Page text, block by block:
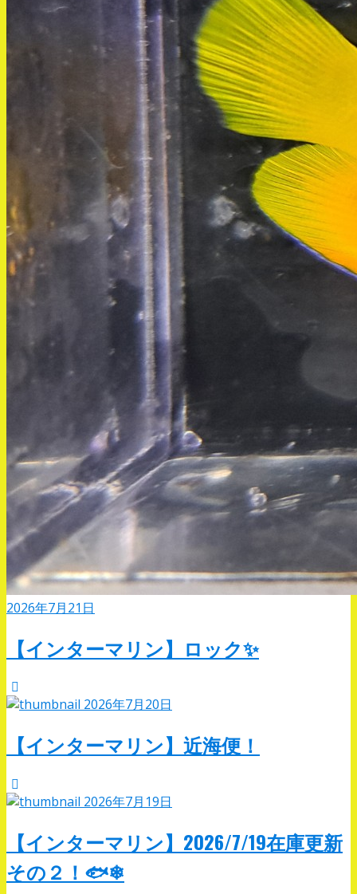
2026年7月21日
【インターマリン】ロック✨
2026年7月20日
【インターマリン】近海便！
2026年7月19日
【インターマリン】2026/7/19在庫更新
その２！🐟❄